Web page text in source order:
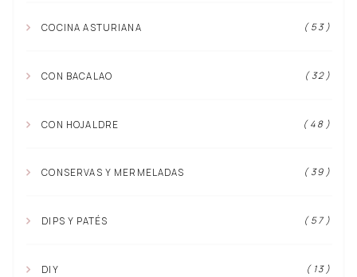
COCINA ASTURIANA ( 53 )
CON BACALAO ( 32 )
CON HOJALDRE ( 48 )
CONSERVAS Y MERMELADAS ( 39 )
DIPS Y PATÉS ( 57 )
DIY ( 13 )